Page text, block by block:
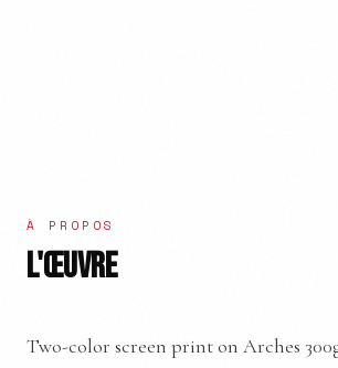
À PROPOS
L'ŒUVRE
Two-color screen print on Arches